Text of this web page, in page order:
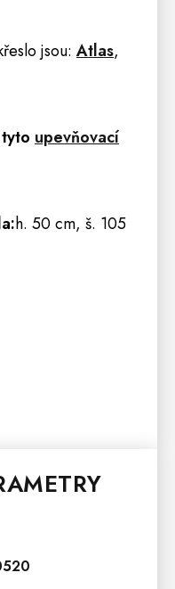
jsou: Atlas,
upevňovací
h. 50 cm, š. 105